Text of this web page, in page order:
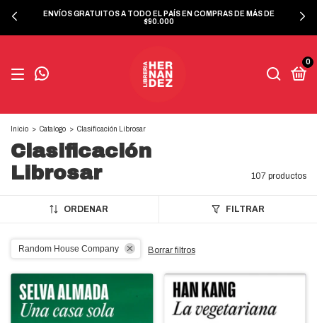
ENVÍOS GRATUITOS A TODO EL PAÍS EN COMPRAS DE MÁS DE
$90.000
0
Inicio > Catalogo > Clasificación Librosar
Clasificación
Librosar
107 productos
ORDENAR FILTRAR
Random House Company Borrar filtros